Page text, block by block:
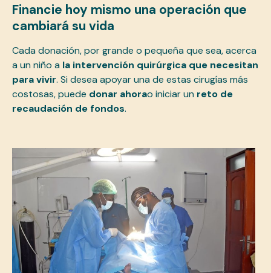
Financie hoy mismo una operación que
cambiará su vida
Cada donación, por grande o pequeña que sea, acerca
a un niño a la intervención quirúrgica que necesitan
para vivir. Si desea apoyar una de estas cirugías más
costosas, puede donar ahorao iniciar un reto de
recaudación de fondos.